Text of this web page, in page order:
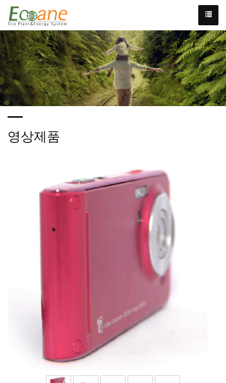
We have created a awesome theme
Far far away,behind the word mountains, far from the countries
영상제품